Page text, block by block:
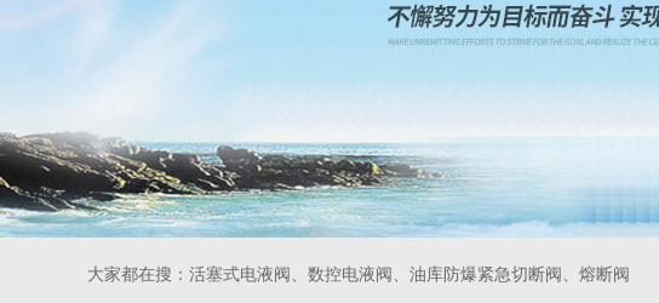
大家都在搜： 活塞式电液阀、数控电液阀、油库防爆紧急切断阀、熔断阀